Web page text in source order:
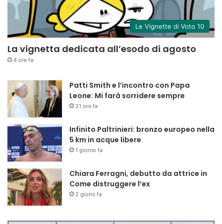
Le Vignette di Voto 10
La vignetta dedicata all’esodo di agosto
4 ore fa
Patti Smith e l’incontro con Papa
Leone: Mi farà sorridere sempre
21 ore fa
Infinito Paltrinieri: bronzo europeo nella
5 km in acque libere
1 giorno fa
Chiara Ferragni, debutto da attrice in
Come distruggere l’ex
2 giorni fa